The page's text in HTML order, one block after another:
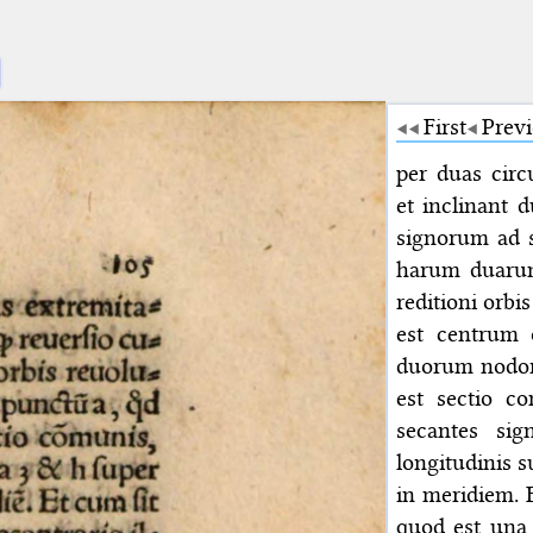
First
per duas
et inclinant
signorum ad
harum
reditioni
est centrum
duorum
est sectio
secantes
longitudinis
in meridiem.
quod est